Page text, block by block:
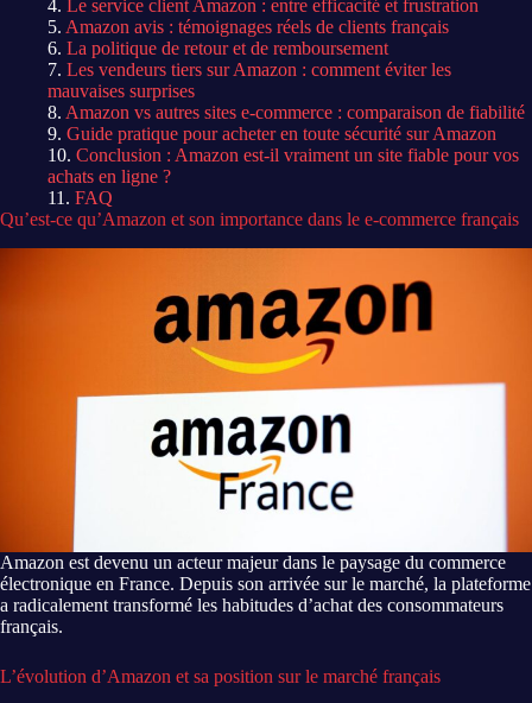
Le service client Amazon : entre efficacité et frustration
Amazon avis : témoignages réels de clients français
La politique de retour et de remboursement
Les vendeurs tiers sur Amazon : comment éviter les
mauvaises surprises
Amazon vs autres sites e-commerce : comparaison de fiabilité
Guide pratique pour acheter en toute sécurité sur Amazon
Conclusion : Amazon est-il vraiment un site fiable pour vos
achats en ligne ?
FAQ
Qu’est-ce qu’Amazon et son importance dans le e-commerce français
Amazon est devenu un acteur majeur dans le paysage du commerce
électronique en France. Depuis son arrivée sur le marché, la plateforme
a radicalement transformé les habitudes d’achat des consommateurs
français.
L’évolution d’Amazon et sa position sur le marché français